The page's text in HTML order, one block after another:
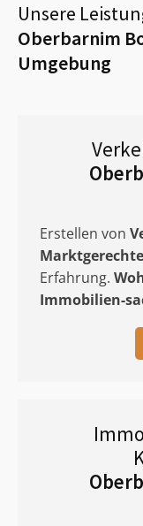
Unsere
Oberbarnim
Umgebung
Erstellen von
Marktgerechte
Erfahrung.
Immobilien-